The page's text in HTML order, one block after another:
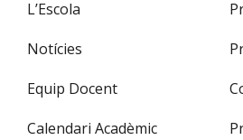
L’Escola
Notícies
Equip Docent
Calendari Acadèmic